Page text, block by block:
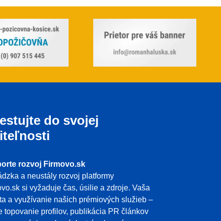
do svojej
rozvoj Firmovo.sk
a neustály rozvoj platformy
si vyžaduje čas, úsilie a zdroje. Vaša
a využívanie našich prémiových služieb –
topovanie profilov, publikácia PR článkov